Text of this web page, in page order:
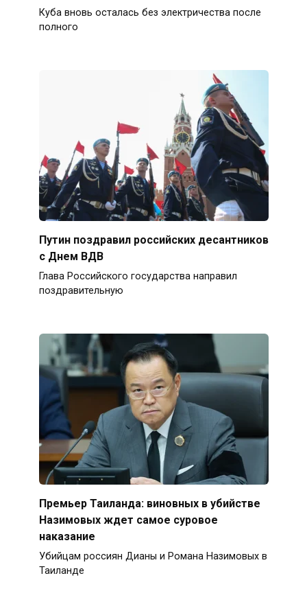
Куба вновь осталась без электричества после
полного
Путин поздравил российских десантников
с Днем ВДВ
Глава Российского государства направил
поздравительную
Премьер Таиланда: виновных в убийстве
Назимовых ждет самое суровое
наказание
Убийцам россиян Дианы и Романа Назимовых в
Таиланде